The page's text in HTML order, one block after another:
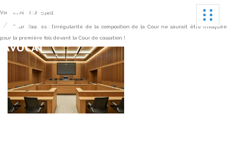
Vous êtes ici :Accueil
Cour d’assises : l’irrégularité de la composition de la Cour ne saurait être invoquée
pour la première fois devant la Cour de cassation !